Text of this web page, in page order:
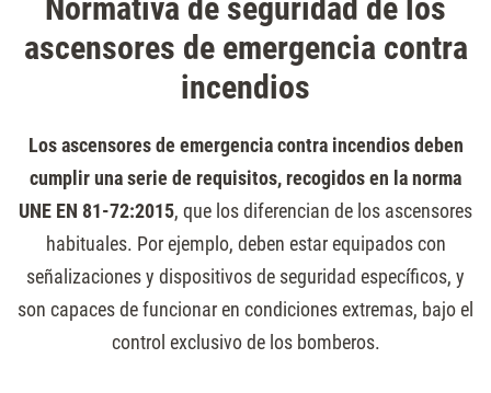
Normativa de seguridad de los
ascensores de emergencia contra
incendios
Los ascensores de emergencia contra incendios deben
cumplir una serie de requisitos, recogidos en la norma
UNE EN 81-72:2015, que los diferencian de los ascensores
habituales. Por ejemplo, deben estar equipados con
señalizaciones y dispositivos de seguridad específicos, y
son capaces de funcionar en condiciones extremas, bajo el
control exclusivo de los bomberos.